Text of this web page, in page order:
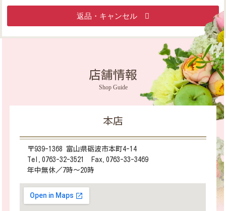
返品・キャンセル
店舗情報
Shop Guide
本店
〒939-1368 富山県砺波市本町4-14
Tel.0763-32-3521 Fax.0763-33-3469
年中無休／7時～20時